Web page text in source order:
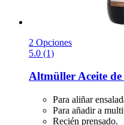
2 Opciones
5.0 (1)
AltmüllerAceite
Para aliñar
Para añadir a
Recién prensado.